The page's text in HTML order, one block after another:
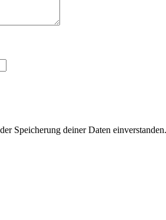
Speicherung deiner Daten einverstanden.